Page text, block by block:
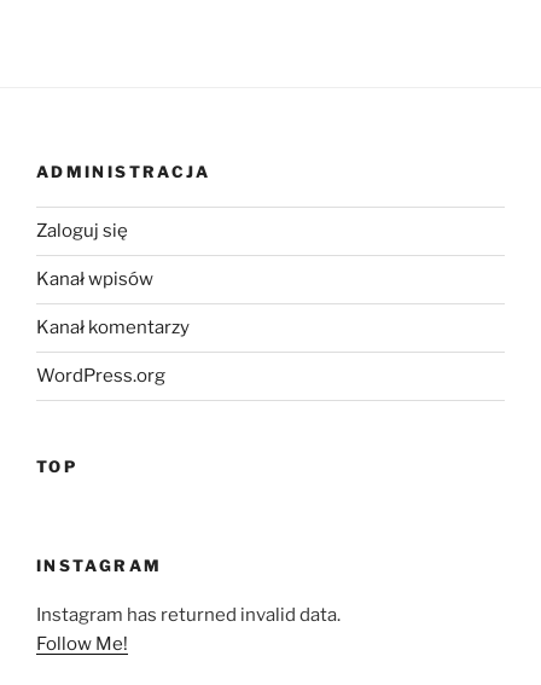
ADMINISTRACJA
Zaloguj się
Kanał wpisów
Kanał komentarzy
WordPress.org
TOP
INSTAGRAM
Instagram has returned invalid data.
Follow Me!